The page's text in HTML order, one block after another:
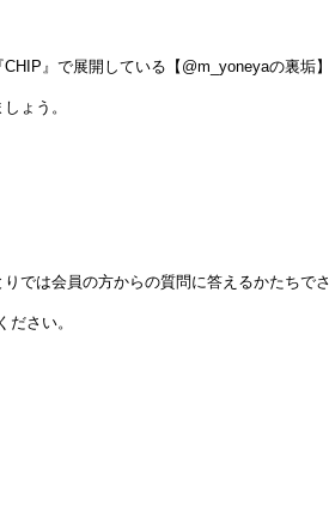
』で展開している【@m_yoneyaの裏垢
ょう。
では会員の方からの質問に答えるかたちで
ださい。